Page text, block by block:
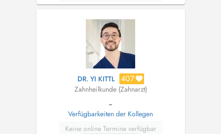
DR. YI KITTL 407
Zahnheilkunde (Zahnarzt)
--
Verfügbarkeiten der Kollegen
Keine online Termine verfügbar